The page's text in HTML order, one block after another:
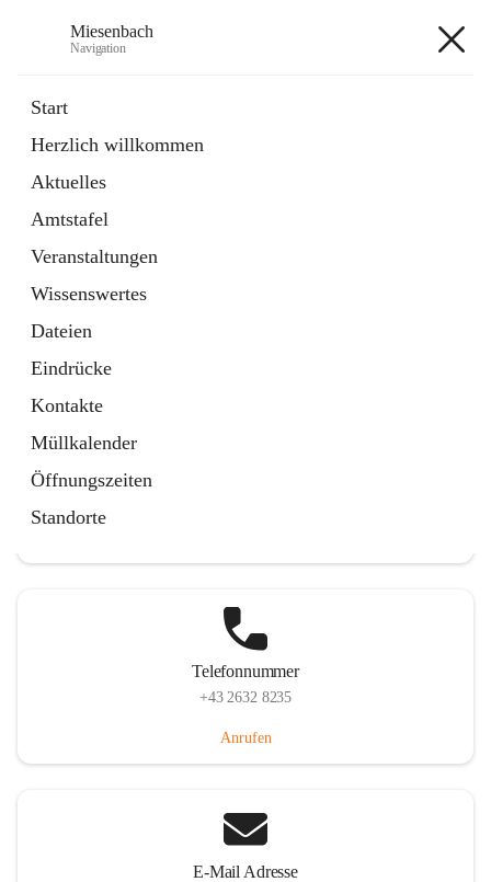
Miesenbach
Navigation
Start
Herzlich willkommen
Aktuelles
Amtstafel
Veranstaltungen
Wissenswertes
Dateien
Eindrücke
Kontakte
Müllkalender
Öffnungszeiten
Standorte
Externe Webseite
in
Tab
Region Schneebergland
Externe Webseite
öffnet
in
neuem
Tab
Telefonnummer
+43 2632 8235
Anrufen
E-Mail Adresse